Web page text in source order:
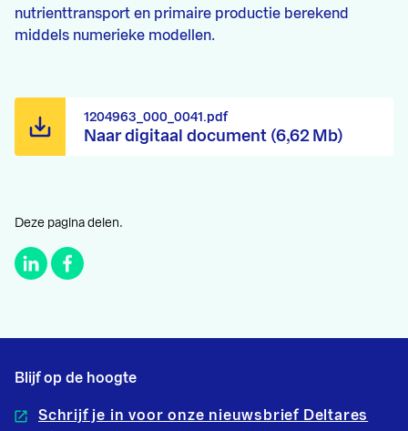
nutrienttransport en primaire productie berekend
middels numerieke modellen.
Naar digitaal document (6,62 Mb)
1204963_000_0041.pdf
Deze pagina delen.
Blijf op de hoogte
Schrijf je in voor onze nieuwsbrief Deltares